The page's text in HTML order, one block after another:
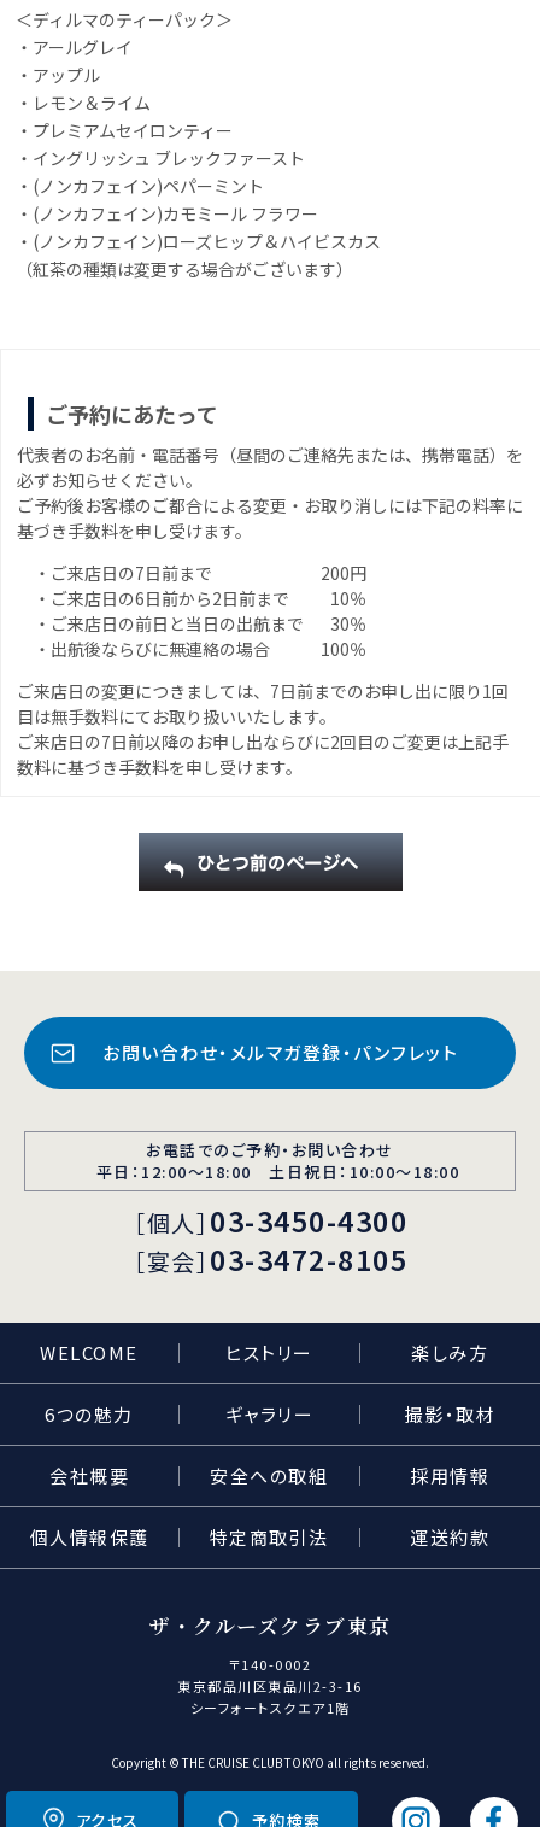
＜ディルマのティーパック＞
・アールグレイ
・アップル
・レモン＆ライム
・プレミアムセイロンティー
・イングリッシュ ブレックファースト
・(ノンカフェイン)ペパーミント
・(ノンカフェイン)カモミール フラワー
・(ノンカフェイン)ローズヒップ＆ハイビスカス
（紅茶の種類は変更する場合がございます）
ご予約にあたって
代表者のお名前・電話番号（昼間のご連絡先または、携帯電話）を
必ずお知らせください。
ご予約後お客様のご都合による変更・お取り消しには下記の料率に
基づき手数料を申し受けます。
・ご来店日の7日前まで
200円
・ご来店日の6日前から2日前まで
10％
・ご来店日の前日と当日の出航まで
30％
・出航後ならびに無連絡の場合
100％
ご来店日の変更につきましては、7日前までのお申し出に限り1回
目は無手数料にてお取り扱いいたします。
ご来店日の7日前以降のお申し出ならびに2回目のご変更は上記手
数料に基づき手数料を申し受けます。
お問い合わせ・メルマガ登録・パンフレット
お電話でのご予約・お問い合わせ
平日：12:00〜18:00 土日祝日：10:00～18:00
［個人］ 03-3450-4300
［宴会］ 03-3472-8105
WELCOME ヒストリー 楽しみ方
6つの魅力 ギャラリー 撮影・取材
会社概要 安全への取組 採用情報
個人情報保護 特定商取引法 運送約款
ザ・クルーズクラブ東京
〒140-0002
東京都品川区東品川2-3-16
シーフォートスクエア1階
Copyright © THE CRUISE CLUB TOKYO all rights reserved.
アクセス 予約検索 インスタグ